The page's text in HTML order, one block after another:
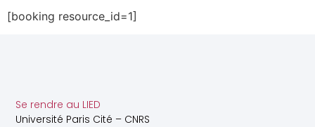
[booking resource_id=1]
Se rendre au LIED
Université Paris Cité – CNRS